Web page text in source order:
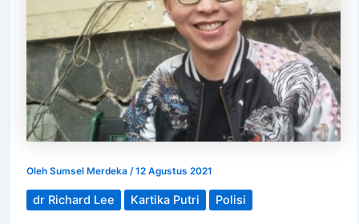
Oleh Sumsel Merdeka /12 Agustus 2021
dr Richard Lee Kartika Putri Polisi